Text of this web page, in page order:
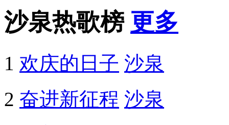
沙泉热歌榜 更多
1 欢庆的日子 沙泉
2 奋进新征程 沙泉